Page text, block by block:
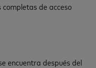
completas de acceso
encuentra después del